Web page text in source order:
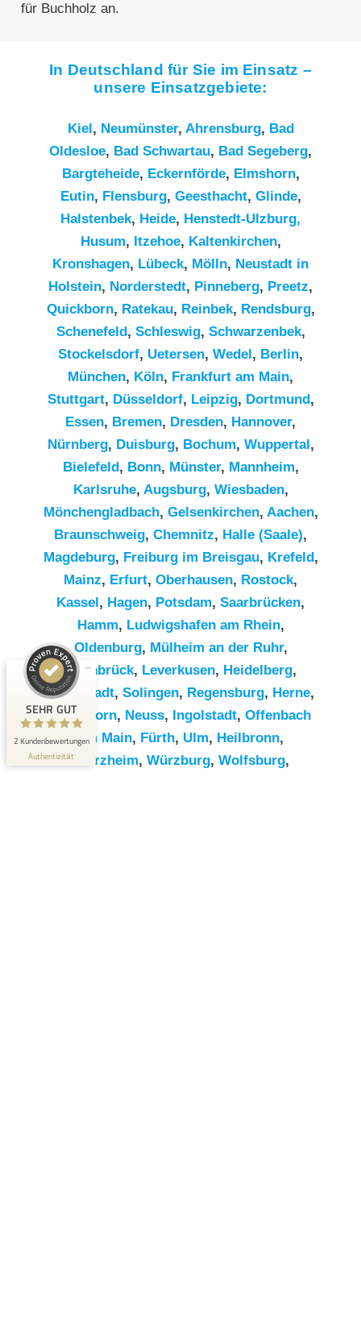
für Buchholz an.
In Deutschland für Sie im Einsatz –
unsere Einsatzgebiete:
Kiel, Neumünster, Ahrensburg, Bad
Oldesloe, Bad Schwartau, Bad Segeberg,
Bargteheide, Eckernförde, Elmshorn,
Eutin, Flensburg, Geesthacht, Glinde,
Halstenbek, Heide, Henstedt-Ulzburg,
Husum, Itzehoe, Kaltenkirchen,
Kronshagen, Lübeck, Mölln, Neustadt in
Holstein, Norderstedt, Pinneberg, Preetz,
Quickborn, Ratekau, Reinbek, Rendsburg,
Schenefeld, Schleswig, Schwarzenbek,
Stockelsdorf, Uetersen, Wedel, Berlin,
München, Köln, Frankfurt am Main,
Stuttgart, Düsseldorf, Leipzig, Dortmund,
Essen, Bremen, Dresden, Hannover,
Nürnberg, Duisburg, Bochum, Wuppertal,
Bielefeld, Bonn, Münster, Mannheim,
Karlsruhe, Augsburg, Wiesbaden,
Mönchengladbach, Gelsenkirchen, Aachen,
Braunschweig, Chemnitz⁠, Halle (Saale),
Magdeburg, Freiburg im Breisgau, Krefeld,
Mainz, Erfurt, Oberhausen, Rostock,
Kassel, Hagen, Potsdam, Saarbrücken,
Hamm, Ludwigshafen am Rhein,
Oldenburg, Mülheim an der Ruhr,
Osnabrück, Leverkusen, Heidelberg,
Darmstadt, Solingen, Regensburg, Herne,
Paderborn, Neuss, Ingolstadt, Offenbach
am Main, Fürth, Ulm, Heilbronn,
Pforzheim, Würzburg, Wolfsburg,
SEHR GUT
2 Kundenbewertungen
Authentizität
Kundenbewertungen und Erfahrungen zu
RümpelButler
SEHR GUT
5,00 / 5,00
2
anderen Quelle
Blick aufs ProvenExpert-Profil werfen